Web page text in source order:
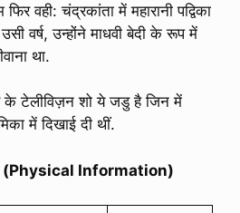
वही: चंद्रकांता में महारानी पद्विका
वर्ष, उन्होंने माधवी बेदी के रूप में
था.
के टेलीविज़न शो ये जडु है जिन में
में दिखाई दी थीं.
(Physical Information)